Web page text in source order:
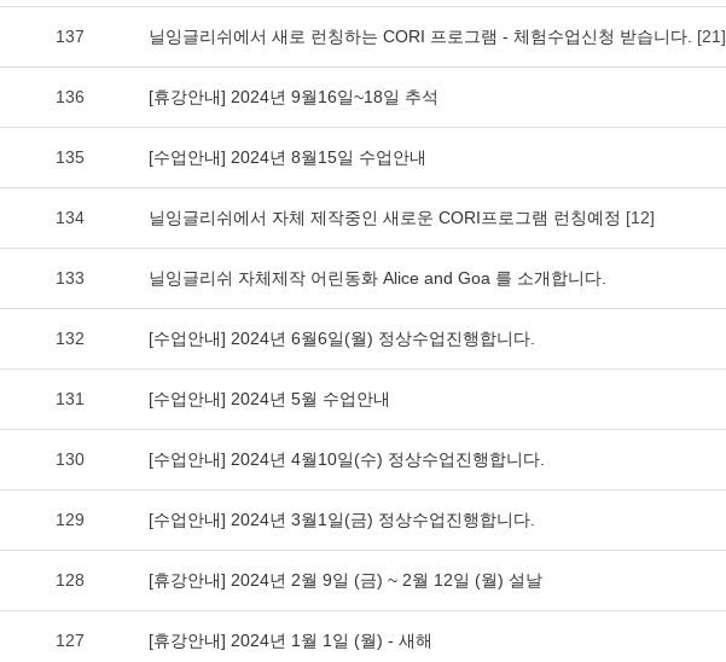
137 닐잉글리쉬에서 새로 런칭하는 CORI 프로그램 - 체험수업신청 받습니다. [21]
136 [휴강안내] 2024년 9월16일~18일 추석
135 [수업안내] 2024년 8월15일 수업안내
134 닐잉글리쉬에서 자체 제작중인 새로운 CORI프로그램 런칭예정 [12]
133 닐잉글리쉬 자체제작 어린동화 Alice and Goa 를 소개합니다.
132 [수업안내] 2024년 6월6일(월) 정상수업진행합니다.
131 [수업안내] 2024년 5월 수업안내
130 [수업안내] 2024년 4월10일(수) 정상수업진행합니다.
129 [수업안내] 2024년 3월1일(금) 정상수업진행합니다.
128 [휴강안내] 2024년 2월 9일 (금) ~ 2월 12일 (월) 설날
127 [휴강안내] 2024년 1월 1일 (월) - 새해